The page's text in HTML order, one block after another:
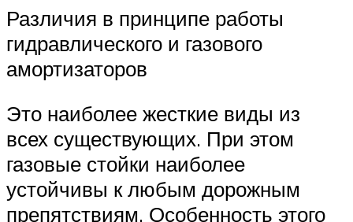
Различия в принципе работы
гидравлического и газового
амортизаторов
Это наиболее жесткие виды из
всех существующих. При этом
газовые стойки наиболее
устойчивы к любым дорожным
препятствиям. Особенность этого